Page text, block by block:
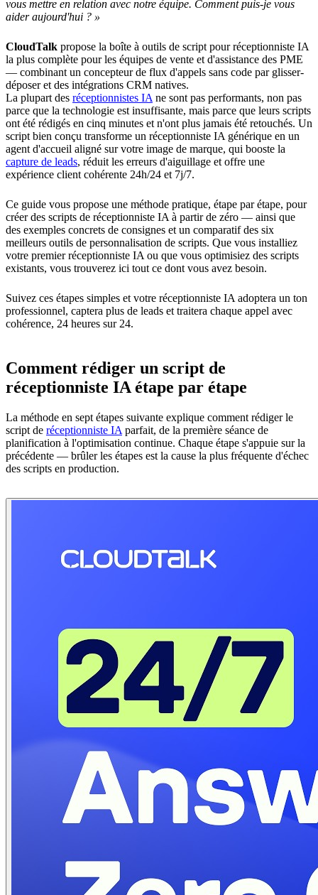
vous mettre en relation avec notre équipe. Comment puis-je vous
aider aujourd'hui ? »
CloudTalk propose la boîte à outils de script pour réceptionniste IA
la plus complète pour les équipes de vente et d'assistance des PME
— combinant un concepteur de flux d'appels sans code par glisser-
déposer et des intégrations CRM natives.
La plupart des réceptionnistes IA ne sont pas performants, non pas
parce que la technologie est insuffisante, mais parce que leurs scripts
ont été rédigés en cinq minutes et n'ont plus jamais été retouchés. Un
script bien conçu transforme un réceptionniste IA générique en un
agent d'accueil aligné sur votre image de marque, qui booste la
capture de leads, réduit les erreurs d'aiguillage et offre une
expérience client cohérente 24h/24 et 7j/7.
Ce guide vous propose une méthode pratique, étape par étape, pour
créer des scripts de réceptionniste IA à partir de zéro — ainsi que
des exemples concrets de consignes et un comparatif des six
meilleurs outils de personnalisation de scripts. Que vous installiez
votre premier réceptionniste IA ou que vous optimisiez des scripts
existants, vous trouverez ici tout ce dont vous avez besoin.
Suivez ces étapes simples et votre réceptionniste IA adoptera un ton
professionnel, captera plus de leads et traitera chaque appel avec
cohérence, 24 heures sur 24.
Comment rédiger un script de
réceptionniste IA étape par étape
La méthode en sept étapes suivante explique comment rédiger le
script de réceptionniste IA parfait, de la première séance de
planification à l'optimisation continue. Chaque étape s'appuie sur la
précédente — brûler les étapes est la cause la plus fréquente d'échec
des scripts en production.